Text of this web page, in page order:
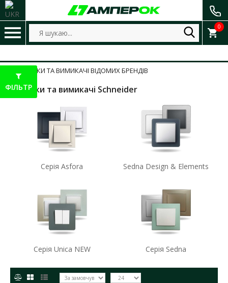
0
РОЗЕТКИ ТА ВИМИКАЧІ ВІДОМИХ БРЕНДІВ
Розетки та вимикачі Schneider
Серія Asfora Sedna Design & Elements
Серія Unica NEW Серія Sedna
ФІЛЬТР